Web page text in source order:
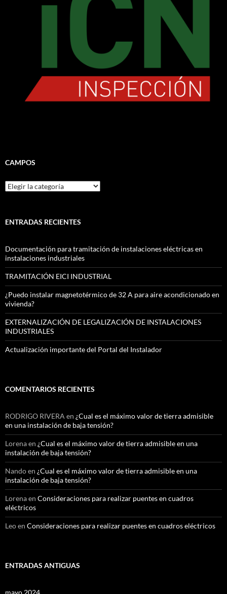
CAMPOS
CAMPOS
ENTRADAS RECIENTES
Documentación para tramitación de instalaciones eléctricas en
instalaciones industriales
TRAMITACIÓN EICI INDUSTRIAL
¿Puedo instalar magnetotérmico de 32 A para aire acondicionado en
vivienda?
EXTERNALIZACIÓN DE LEGALIZACIÓN DE INSTALACIONES
INDUSTRIALES
Actualización importante del Portal del Instalador
COMENTARIOS RECIENTES
RODRIGO RIVERA en ¿Cual es el máximo valor de tierra admisible
en una instalación de baja tensión?
Lorenaen ¿Cual es el máximo valor de tierra admisible en una
instalación de baja tensión?
Nandoen ¿Cual es el máximo valor de tierra admisible en una
instalación de baja tensión?
Lorenaen Consideraciones para realizar puentes en cuadros
eléctricos
Leoen Consideraciones para realizar puentes en cuadros eléctricos
ENTRADAS ANTIGUAS
mayo 2024